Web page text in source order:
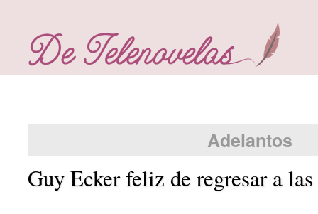
Adelantos
Guy Ecker feliz de regresar a